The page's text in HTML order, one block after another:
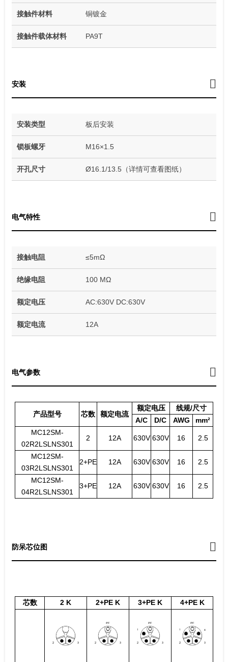
接触件材料 铜镀金
接触件载体材料 PA9T
安装
安装类型 板后安装
锁板螺牙 M16×1.5
开孔尺寸 Ø16.1/13.5（详情可查看图纸）
电气特性
接触电阻 ≤5mΩ
绝缘电阻 100 MΩ
额定电压 AC:630V DC:630V
额定电流 12A
电气参数
产品型号 芯数 额定电流
额定电压
线规/尺寸
A/C
D/C AWG
mm²
MC12SM-
02R2LSLNS301
2 12A 630V 630V 16 2.5
MC12SM-
03R2LSLNS301
2+PE 12A 630V 630V 16 2.5
MC12SM-
04R2LSLNS301
3+PE 12A 630V 630V 16 2.5
防呆芯位图
芯数 2 K 2+PE K 3+PE K 4+PE K